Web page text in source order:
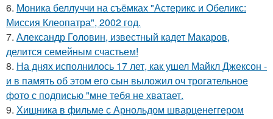
6. Моника беллуччи на съёмках "Астерикс и Обеликс:
Миссия Клеопатра", 2002 год.
7. Александр Головин, известный кадет Макаров,
делится семейным счастьем!
8. На днях исполнилось 17 лет, как ушел Майкл Джексон -
и в память об этом его сын выложил оч трогательное
фото с подписью "мне тебя не хватает.
9. Хищника в фильме с Арнольдом шварценеггером